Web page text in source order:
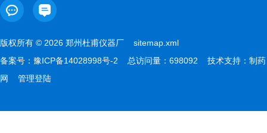
版权所有 © 2026 郑州杜甫仪器厂 sitemap.xml
备案号： 豫ICP备14028998号-2 总访问量：698092 技术支持： 制药
网
管理登陆